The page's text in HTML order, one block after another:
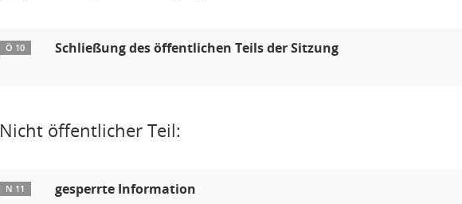
Ö 10 Schließung des öffentlichen Teils der Sitzung
Nicht öffentlicher Teil:
N 11 gesperrte Information